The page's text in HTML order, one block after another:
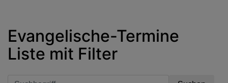
Evangelische-Termine
Liste mit Filter